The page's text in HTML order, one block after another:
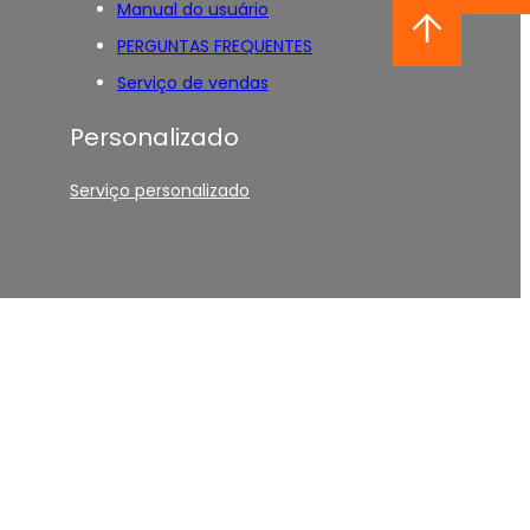
Manual do usuário
PERGUNTAS FREQUENTES
Serviço de vendas
Personalizado
Serviço personalizado